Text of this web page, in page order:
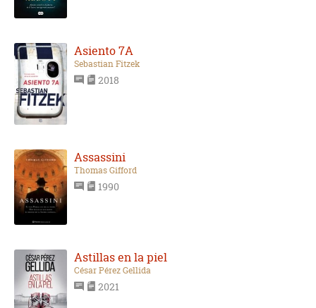
Asiento 7A
Sebastian Fitzek
2018
Assassini
Thomas Gifford
1990
Astillas en la piel
César Pérez Gellida
2021